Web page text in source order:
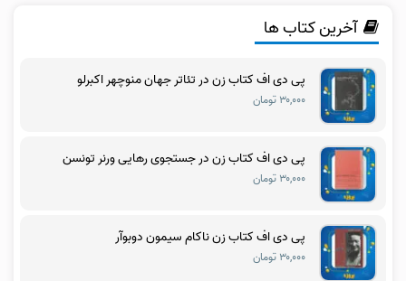
آخرین کتاب ها
پی دی اف کتاب زن در تئاتر جهان منوچهر اکبرلو
۳۰,۰۰۰ تومان
پی دی اف کتاب زن در جستجوی رهایی ورنر تونسن
۳۰,۰۰۰ تومان
پی دی اف کتاب زن ناکام سیمون دوبوآر
۳۰,۰۰۰ تومان